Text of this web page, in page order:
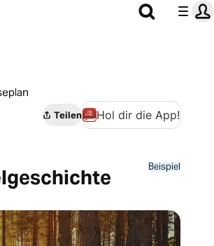
Teilen Hol dir die App!
Beispiel